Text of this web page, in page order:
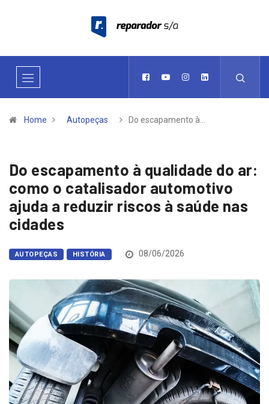
Home Autopeças Do escapamento à…
Do escapamento à qualidade do ar:
como o catalisador automotivo
ajuda a reduzir riscos à saúde nas
cidades
AUTOPEÇAS HISTÓRIA 08/06/2026